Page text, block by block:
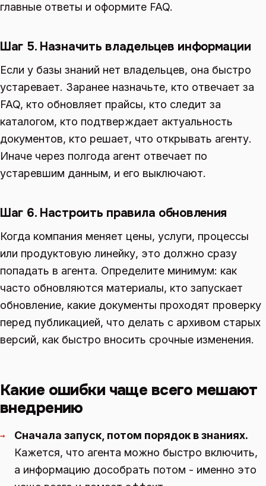
главные ответы и оформите FAQ.
Шаг 5. Назначить владельцев информации
Если у базы знаний нет владельцев, она быстро
устаревает. Заранее назначьте, кто отвечает за
FAQ, кто обновляет прайсы, кто следит за
каталогом, кто подтверждает актуальность
документов, кто решает, что открывать агенту.
Иначе через полгода агент отвечает по
устаревшим данным, и его выключают.
Шаг 6. Настроить правила обновления
Когда компания меняет цены, услуги, процессы
или продуктовую линейку, это должно сразу
попадать в агента. Определите минимум: как
часто обновляются материалы, кто запускает
обновление, какие документы проходят проверку
перед публикацией, что делать с архивом старых
версий, как быстро вносить срочные изменения.
Какие ошибки чаще всего мешают
внедрению
→
Сначала запуск, потом порядок в знаниях.
Кажется, что агента можно быстро включить,
а информацию дособрать потом - именно это